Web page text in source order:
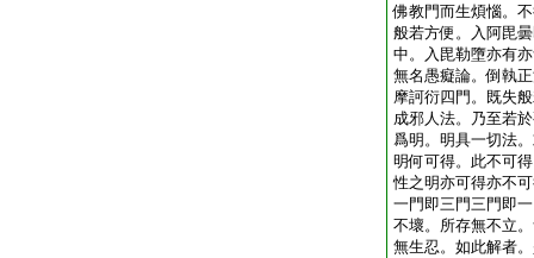
佛教門而生煩惱。
般若方便。入阿毘
中。入毘勒墮亦有
無名愚癡論。倒執
摩訶衍四門。既失
成邪人法。乃至若
爲明。明具一切法
明何可得。此不可
性之明亦可得亦不
一門即三門三門即
不壞。所存無不立
無生忍。如此解者